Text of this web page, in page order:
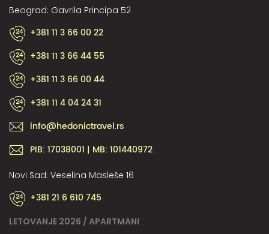
Beograd: Gavrila Principa 52
+381 11 3 66 00 22
+381 11 3 66 44 55
+381 11 3 66 00 44
+381 11 4 04 24 31
info@hedonictravel.rs
PIB: 17038001 | MB: 101440972
Novi Sad: Veselina Masleše 16
+381 21 6 610 745
LETOVANJE 2026 / APARTMANI